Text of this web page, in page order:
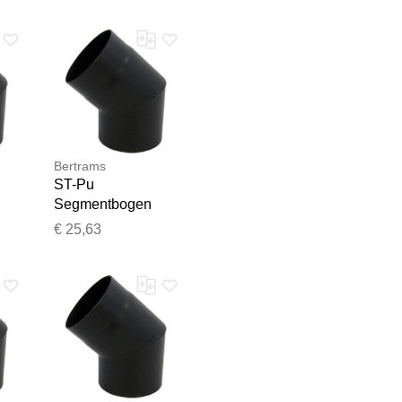
Bertrams
ST-Pu
Segmentbogen
08SB45-150L 45°,
pulverbeschichtet,
schwarz
€ 25,63
geprüft.